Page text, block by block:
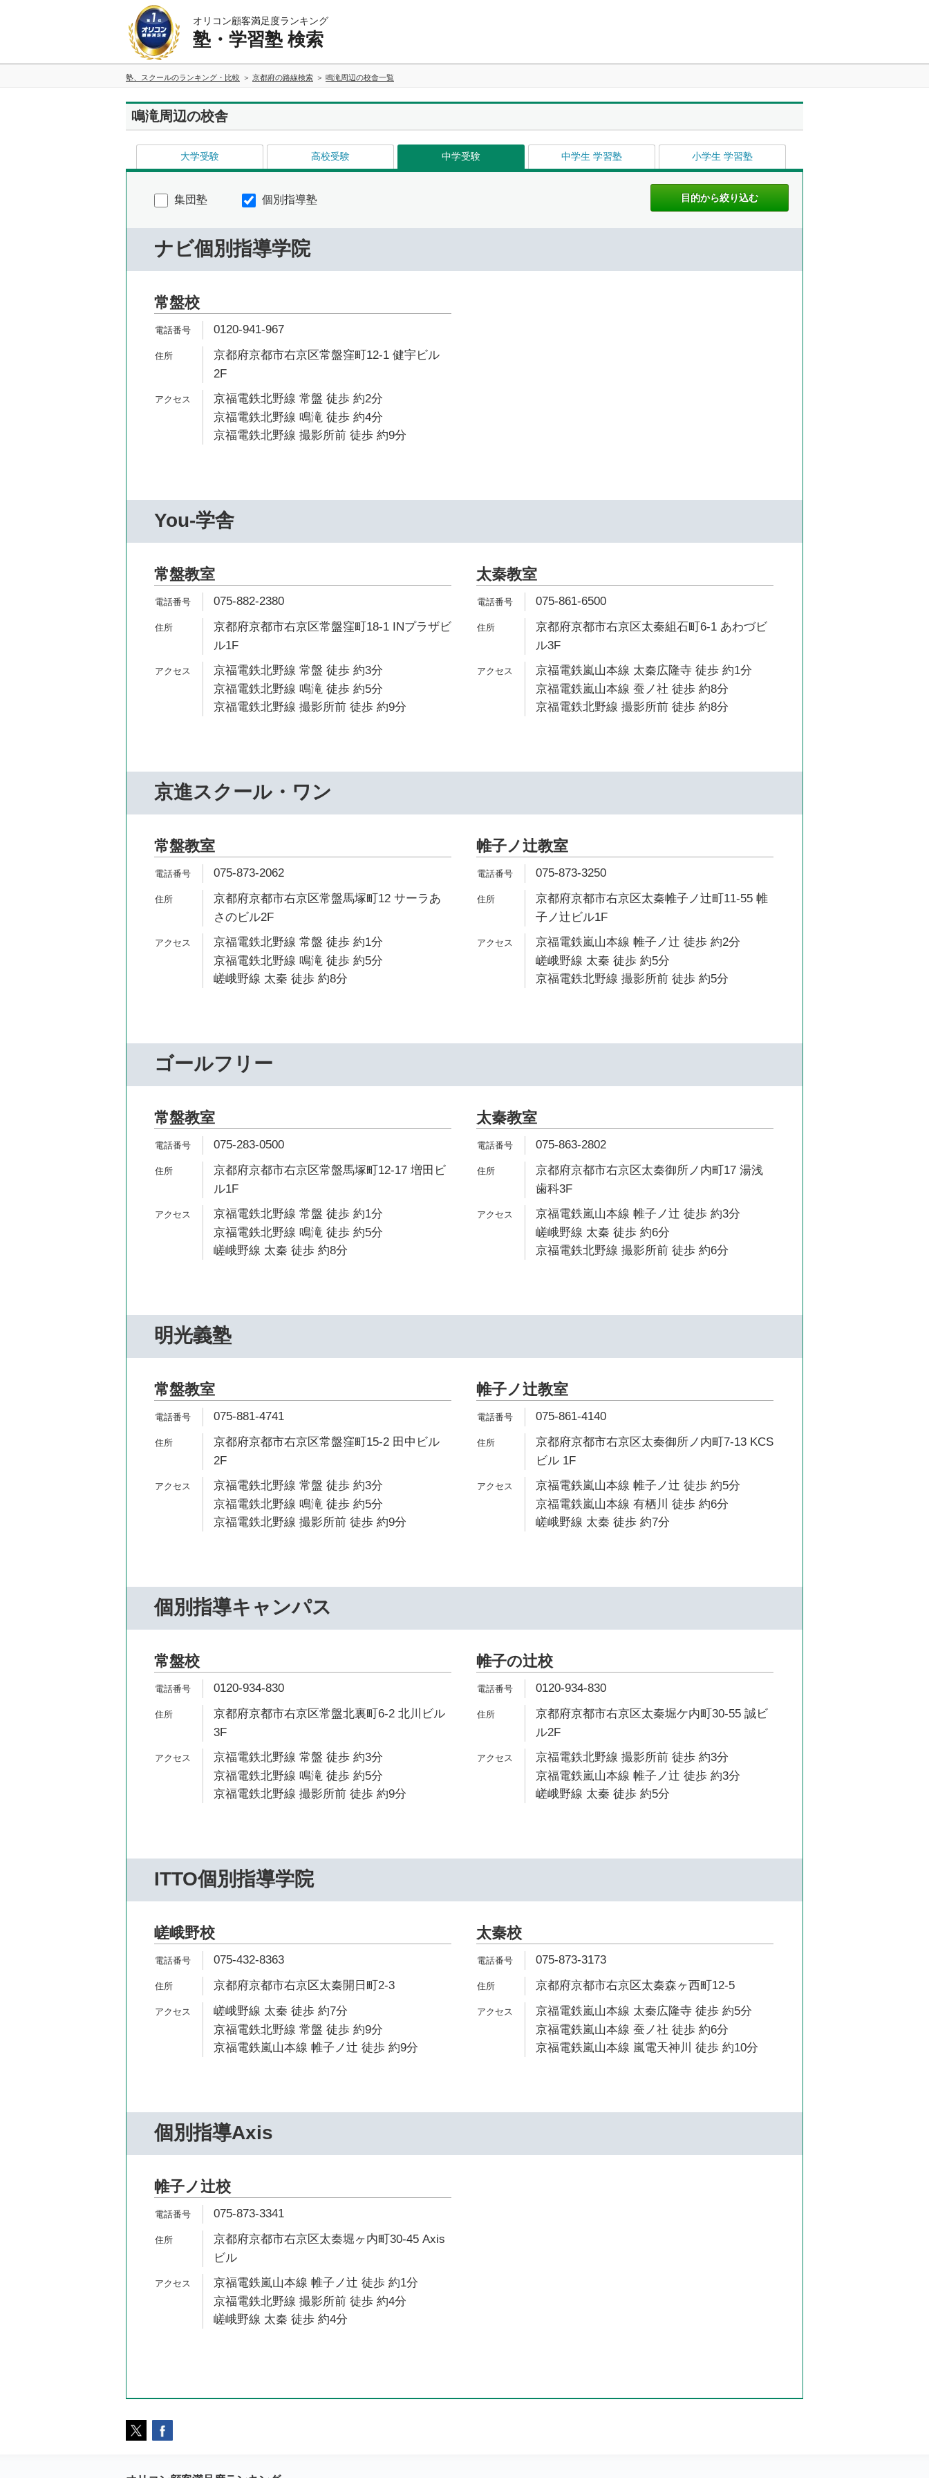
オリコン顧客満足度ランキング
塾・学習塾 検索
塾、スクールのランキング・比較 京都府の路線検索 鳴滝周辺の校舎一覧
鳴滝周辺の校舎
大学受験 高校受験 中学受験 中学生 学習塾 小学生 学習塾
集団塾 個別指導塾
ナビ個別指導学院
常盤校
0120-941-967
京都府京都市右京区常盤窪町12-1 健宇ビル
2F
京福電鉄北野線 常盤 徒歩 約2分
京福電鉄北野線 鳴滝 徒歩 約4分
京福電鉄北野線 撮影所前 徒歩 約9分
You-学舎
常盤教室
075-882-2380
京都府京都市右京区常盤窪町18-1 INプラザビ
ル1F
京福電鉄北野線 常盤 徒歩 約3分
京福電鉄北野線 鳴滝 徒歩 約5分
京福電鉄北野線 撮影所前 徒歩 約9分
太秦教室
075-861-6500
京都府京都市右京区太秦組石町6-1 あわづビ
ル3F
京福電鉄嵐山本線 太秦広隆寺 徒歩 約1分
京福電鉄嵐山本線 蚕ノ社 徒歩 約8分
京福電鉄北野線 撮影所前 徒歩 約8分
京進スクール・ワン
常盤教室
075-873-2062
京都府京都市右京区常盤馬塚町12 サーラあ
さのビル2F
京福電鉄北野線 常盤 徒歩 約1分
京福電鉄北野線 鳴滝 徒歩 約5分
嵯峨野線 太秦 徒歩 約8分
帷子ノ辻教室
075-873-3250
京都府京都市右京区太秦帷子ノ辻町11-55 帷
子ノ辻ビル1F
京福電鉄嵐山本線 帷子ノ辻 徒歩 約2分
嵯峨野線 太秦 徒歩 約5分
京福電鉄北野線 撮影所前 徒歩 約5分
ゴールフリー
常盤教室
075-283-0500
京都府京都市右京区常盤馬塚町12-17 増田ビ
ル1F
京福電鉄北野線 常盤 徒歩 約1分
京福電鉄北野線 鳴滝 徒歩 約5分
嵯峨野線 太秦 徒歩 約8分
太秦教室
075-863-2802
京都府京都市右京区太秦御所ノ内町17 湯浅
歯科3F
京福電鉄嵐山本線 帷子ノ辻 徒歩 約3分
嵯峨野線 太秦 徒歩 約6分
京福電鉄北野線 撮影所前 徒歩 約6分
明光義塾
常盤教室
075-881-4741
京都府京都市右京区常盤窪町15-2 田中ビル
2F
京福電鉄北野線 常盤 徒歩 約3分
京福電鉄北野線 鳴滝 徒歩 約5分
京福電鉄北野線 撮影所前 徒歩 約9分
帷子ノ辻教室
075-861-4140
京都府京都市右京区太秦御所ノ内町7-13 KCS
ビル 1F
京福電鉄嵐山本線 帷子ノ辻 徒歩 約5分
京福電鉄嵐山本線 有栖川 徒歩 約6分
嵯峨野線 太秦 徒歩 約7分
個別指導キャンパス
常盤校
0120-934-830
京都府京都市右京区常盤北裏町6-2 北川ビル
3F
京福電鉄北野線 常盤 徒歩 約3分
京福電鉄北野線 鳴滝 徒歩 約5分
京福電鉄北野線 撮影所前 徒歩 約9分
帷子の辻校
0120-934-830
京都府京都市右京区太秦堀ケ内町30-55 誠ビ
ル2F
京福電鉄北野線 撮影所前 徒歩 約3分
京福電鉄嵐山本線 帷子ノ辻 徒歩 約3分
嵯峨野線 太秦 徒歩 約5分
ITTO個別指導学院
嵯峨野校
075-432-8363
京都府京都市右京区太秦開日町2-3
嵯峨野線 太秦 徒歩 約7分
京福電鉄北野線 常盤 徒歩 約9分
京福電鉄嵐山本線 帷子ノ辻 徒歩 約9分
太秦校
075-873-3173
京都府京都市右京区太秦森ヶ西町12-5
京福電鉄嵐山本線 太秦広隆寺 徒歩 約5分
京福電鉄嵐山本線 蚕ノ社 徒歩 約6分
京福電鉄嵐山本線 嵐電天神川 徒歩 約10分
個別指導Axis
帷子ノ辻校
075-873-3341
京都府京都市右京区太秦堀ヶ内町30-45 Axis
ビル
京福電鉄嵐山本線 帷子ノ辻 徒歩 約1分
京福電鉄北野線 撮影所前 徒歩 約4分
嵯峨野線 太秦 徒歩 約4分